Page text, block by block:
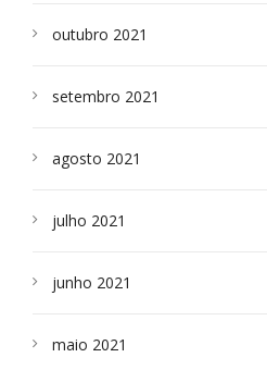
outubro 2021
setembro 2021
agosto 2021
julho 2021
junho 2021
maio 2021